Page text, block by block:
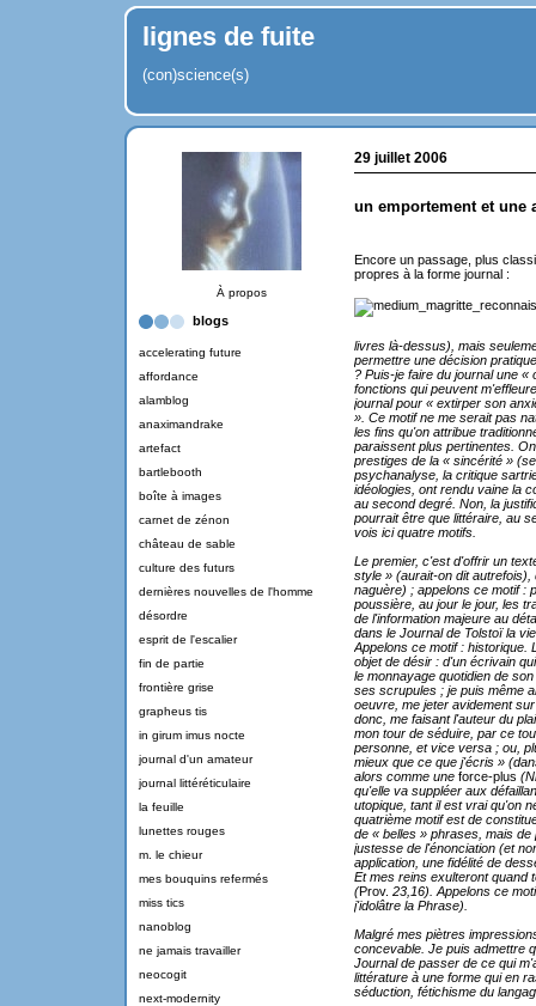
lignes de fuite
(con)science(s)
À propos
blogs
accelerating future
affordance
alamblog
anaximandrake
artefact
bartlebooth
boîte à images
carnet de zénon
château de sable
culture des futurs
dernières nouvelles de l'homme
désordre
esprit de l'escalier
fin de partie
frontière grise
grapheus tis
in girum imus nocte
journal d'un amateur
journal littéréticulaire
la feuille
lunettes rouges
m. le chieur
mes bouquins refermés
miss tics
nanoblog
ne jamais travailler
neocogit
next-modernity
29 juillet 2006
un emportement et une
Encore un passage, plus
propres à la forme journal :
livres là-dessus), mais
permettre une décision
? Puis-je faire du journal une
fonctions qui peuvent
journal pour « extirper son
». Ce motif ne me serait pas
les fins qu'on attribue
paraissent plus pertinentes.
prestiges de la « sincérité »
psychanalyse, la critique
idéologies, ont rendu vaine la
au second degré. Non, la
pourrait être que littéraire, au
vois ici quatre motifs.
Le premier, c'est d'offrir un
style » (aurait-on dit autrefois),
naguère) ; appelons ce motif :
poussière, au jour le jour, les
de l'information majeure au
dans le Journal de Tolstoï la
Appelons ce motif : historique.
objet de désir : d'un écrivain
le monnayage quotidien de
ses scrupules ; je puis même
oeuvre, me jeter avidement
donc, me faisant l'auteur du
mon tour de séduire, par ce
personne, et vice versa ; ou,
mieux que ce que j'écris »
alors comme une force-plus
qu'elle va suppléer aux
utopique, tant il est vrai qu'on
quatrième motif est de
de « belles » phrases, mais
justesse de l'énonciation (et
application, une fidélité de
Et mes reins exulteront quand
(Prov. 23,16). Appelons ce
j'idolâtre la Phrase).
Malgré mes piètres
concevable. Je puis admettre
Journal de passer de ce qui
littérature à une forme qui en
séduction, fétichisme du